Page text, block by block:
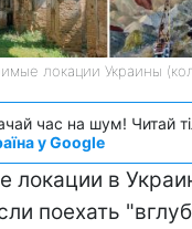
локации Украины
час на шум! Читай
у Google
локации в
поехать